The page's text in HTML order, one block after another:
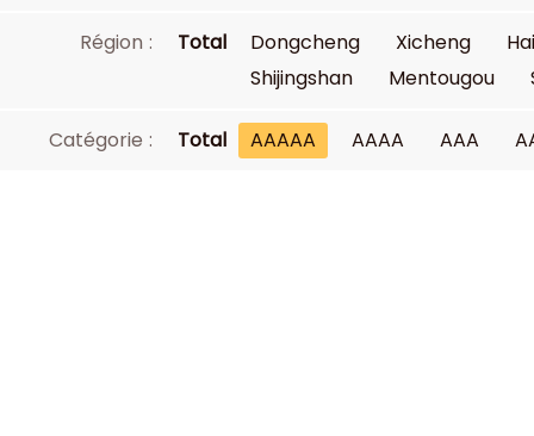
Région : Total Dongcheng Xicheng
Shijingshan
Mentougou
Catégorie : Total AAAAA AAAA AAA